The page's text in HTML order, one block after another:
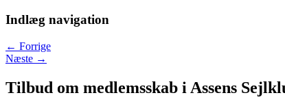
Indlæg navigation
← Forrige
Næste →
Tilbud om medlemsskab i Assens